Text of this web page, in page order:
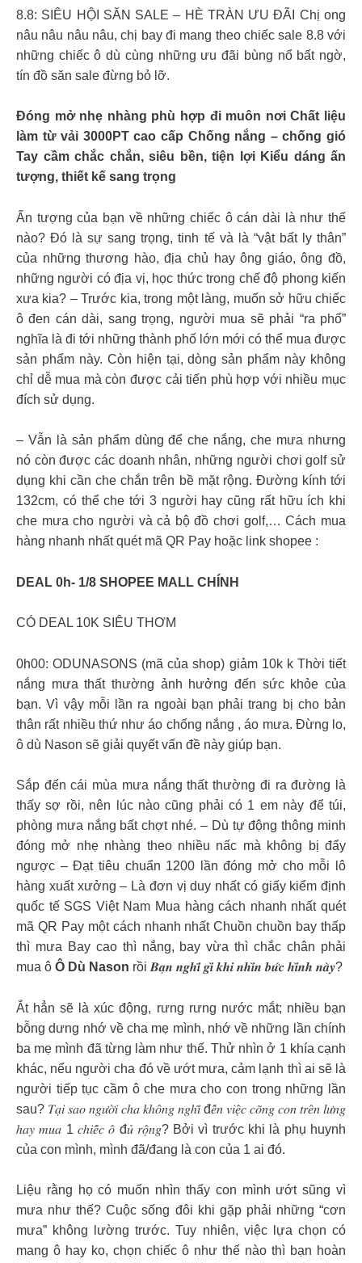
8.8: SIÊU HỘI SĂN SALE – HÈ TRÀN ƯU ĐÃI Chị ong
nâu nâu nâu nâu, chị bay đi mang theo chiếc sale 8.8 với
những chiếc ô dù cùng những ưu đãi bùng nổ bất ngờ,
tín đồ săn sale đừng bỏ lỡ.
Đóng mở nhẹ nhàng phù hợp đi muôn nơi Chất liệu
làm từ vải 3000PT cao cấp Chống nắng – chống gió
Tay cầm chắc chắn, siêu bền, tiện lợi Kiểu dáng ấn
tượng, thiết kế sang trọng
Ấn tượng của bạn về những chiếc ô cán dài là như thế
nào? Đó là sự sang trọng, tinh tế và là “vật bất ly thân”
của những thương hào, địa chủ hay ông giáo, ông đồ,
những người có địa vị, học thức trong chế độ phong kiến
xưa kia? – Trước kia, trong một làng, muốn sở hữu chiếc
ô đen cán dài, sang trọng, người mua sẽ phải “ra phố”
nghĩa là đi tới những thành phố lớn mới có thể mua được
sản phẩm này. Còn hiện tại, dòng sản phẩm này không
chỉ dễ mua mà còn được cải tiến phù hợp với nhiều mục
đích sử dụng.
– Vẫn là sản phẩm dùng để che nắng, che mưa nhưng
nó còn được các doanh nhân, những người chơi golf sử
dụng khi cần che chắn trên bề mặt rộng. Đường kính tới
132cm, có thể che tới 3 người hay cũng rất hữu ích khi
che mưa cho người và cả bộ đồ chơi golf,… Cách mua
hàng nhanh nhất quét mã QR Pay hoặc link shopee :
DEAL 0h- 1/8 SHOPEE MALL CHÍNH
CÓ DEAL 10K SIÊU THƠM
0h00: ODUNASONS (mã của shop) giảm 10k k Thời tiết
nắng mưa thất thường ảnh hưởng đến sức khỏe của
bạn. Vì vậy mỗi lần ra ngoài bạn phải trang bị cho bản
thân rất nhiều thứ như áo chống nắng , áo mưa. Đừng lo,
ô dù Nason sẽ giải quyết vấn đề này giúp bạn.
Sắp đến cái mùa mưa nắng thất thường đi ra đường là
thấy sợ rồi, nên lúc nào cũng phải có 1 em này để túi,
phòng mưa nắng bất chợt nhé. – Dù tự động thông minh
đóng mở nhẹ nhàng theo nhiều nấc mà không bị đẩy
ngược – Đạt tiêu chuẩn 1200 lần đóng mở cho mỗi lô
hàng xuất xưởng – Là đơn vị duy nhất có giấy kiểm định
quốc tế SGS Việt Nam Mua hàng cách nhanh nhất quét
mã QR Pay một cách nhanh nhất Chuồn chuồn bay thấp
thì mưa Bay cao thì nắng, bay vừa thì chắc chân phải
mua ô Ô Dù Nason rồi 𝑩𝒂̣𝒏 𝒏𝒈𝒉𝒊̃ 𝒈𝒊̀ 𝒌𝒉𝒊 𝒏𝒉𝒊̀𝒏 𝒃𝒖̛́𝒄 𝒉𝒊̀𝒏𝒉 𝒏𝒂̀𝒚?
Ắt hẳn sẽ là xúc động, rưng rưng nước mắt; nhiều bạn
bỗng dưng nhớ về cha mẹ mình, nhớ về những lần chính
ba mẹ mình đã từng làm như thế. Thử nhìn ở 1 khía cạnh
khác, nếu người cha đó về ướt mưa, cảm lạnh thì ai sẽ là
người tiếp tục cầm ô che mưa cho con trong những lần
sau? 𝑇𝑎̣𝑖 𝑠𝑎𝑜 𝑛𝑔𝑢̛𝑜̛̀𝑖 𝑐ℎ𝑎 𝑘ℎ𝑜̂𝑛𝑔 𝑛𝑔ℎ𝑖̃ đ𝑒̂́𝑛 𝑣𝑖𝑒̣̂𝑐 𝑐𝑜̃𝑛𝑔 𝑐𝑜𝑛 𝑡𝑟𝑒̂𝑛 𝑙𝑢̛𝑛𝑔
ℎ𝑎𝑦 𝑚𝑢𝑎 1 𝑐ℎ𝑖𝑒̂́𝑐 𝑜̂ đ𝑢̉ 𝑟𝑜̣̂𝑛𝑔? Bởi vì trước khi là phụ huynh
của con mình, mình đã/đang là con của 1 ai đó.
Liệu rằng họ có muốn nhìn thấy con mình ướt sũng vì
mưa như thế? Cuộc sống đôi khi gặp phải những “cơn
mưa” không lường trước. Tuy nhiên, việc lựa chọn có
mang ô hay ko, chọn chiếc ô như thế nào thì bạn hoàn